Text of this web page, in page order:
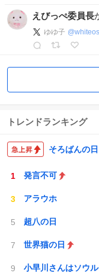
えびっぺ委員長
ゆゆ子 @
トレンドランキング
そろばんの日
発言不可
アラウホ
超八の日
世界猫の日